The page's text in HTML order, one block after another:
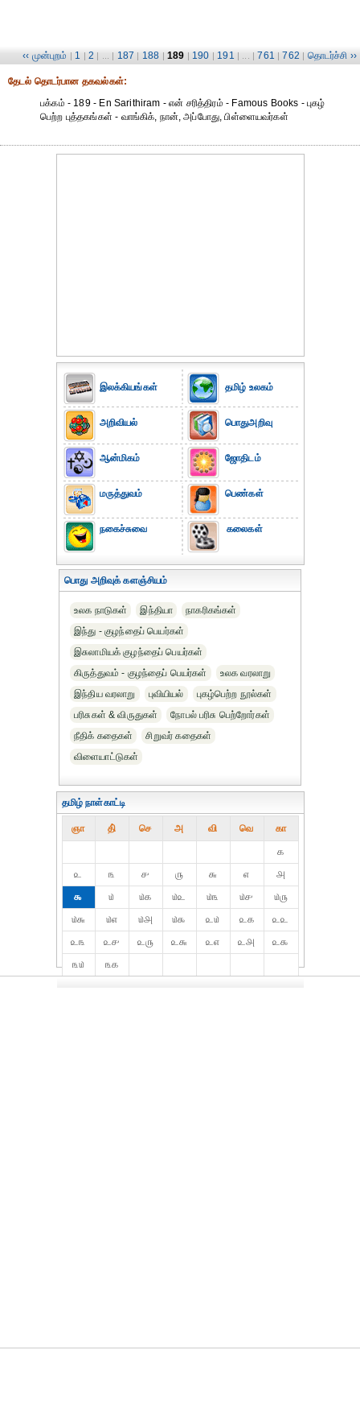
‹‹ முன்புறம் | 1 | 2 | ... | 187 | 188 | 189 | 190 | 191 | ... | 761 | 762 | தொடர்ச்சி ››
தேட‌ல் தொட‌ர்பான தகவ‌ல்க‌ள்:
பக்கம் - 189 - En Sarithiram - என் சரித்திரம் - Famous Books - புகழ்
பெற்ற புத்தகங்கள் - வாங்கிக், நான், அப்போது, பிள்ளையவர்கள்
இலக்கியங்கள்
அறிவியல்
ஆன்மிகம்
மருத்துவம்
நகைச்சுவை
தமிழ் உலகம்
பொதுஅறிவு
ஜோதிடம்
பெண்கள்
கலைகள்
பொது அறிவுக் களஞ்சியம்
உலக நாடுகள் இந்தியா
நாகரிகங்கள்
இந்து - குழந்தைப் பெயர்கள்
இசுலாமியக் குழந்தைப் பெயர்கள்
கிருத்துவம் - குழந்தைப் பெயர்கள்
உலக வரலாறு
இந்திய வரலாறு
புவியியல்
புகழ்பெற்ற நூல்கள்
பரிசுகள் & விருதுகள்
நோபல் பரிசு‎ பெற்றோர்‎கள்
நீதிக் கதைகள்
சிறுவர் கதைகள்
விளையாட்டுகள்
தமிழ் நாள்காட்டி
ஞா தி் செ அ வி வெ கா
௧
௨
௩ ௪ ௫ ௬ ௭
௮
௯
௰ ௰௧ ௰௨ ௰௩ ௰௪
௰௫
௰௬
௰௭ ௰௮ ௰௯ ௨௰ ௨௧
௨௨
௨௩
௨௪ ௨௫ ௨௬ ௨௭ ௨௮
௨௯
௩௰
௩௧